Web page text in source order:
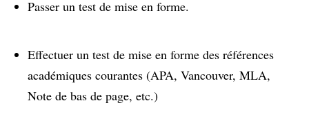
Passer un test de mise en forme.
Effectuer un test de mise en forme des références
académiques courantes (APA, Vancouver, MLA,
Note de bas de page, etc.)